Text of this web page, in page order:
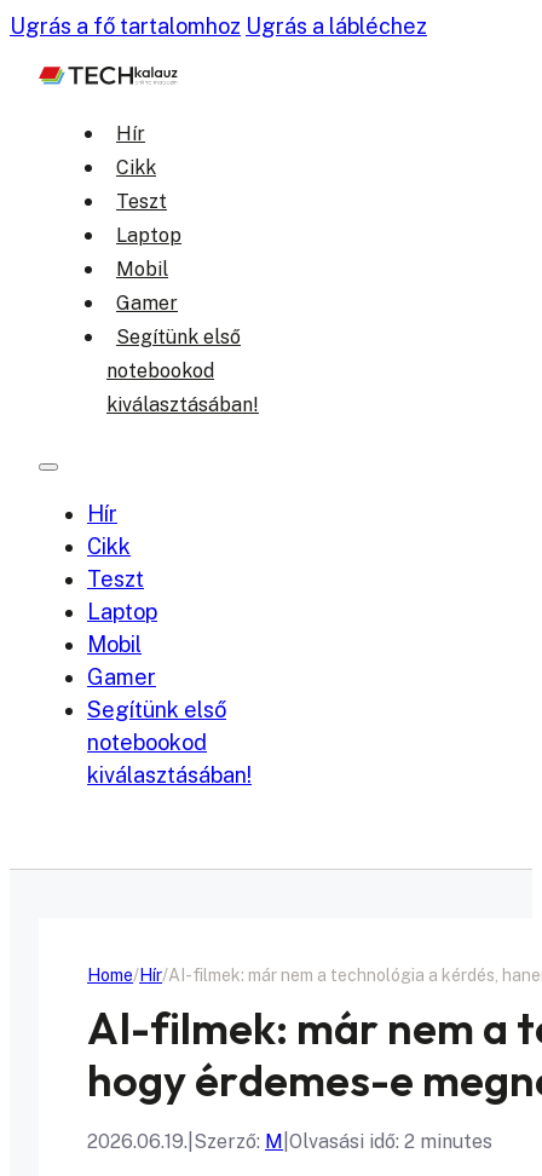
Ugrás a fő tartalomhoz Ugrás a lábléchez
Hír
Cikk
Teszt
Laptop
Mobil
Gamer
Segítünk első
notebookod
kiválasztásában!
Hír
Cikk
Teszt
Laptop
Mobil
Gamer
Segítünk első
notebookod
kiválasztásában!
Home Hír AI-filmek: már nem a technológia a kérdés,
AI-filmek: már nem a
hogy érdemes-e
2026.06.19. Szerző: M Olvasási idő: 2 minutes